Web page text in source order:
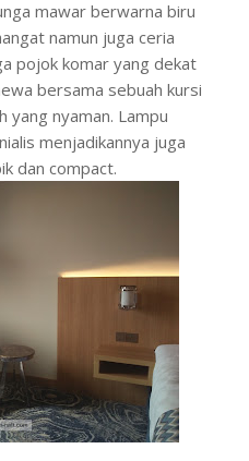
mawar berwarna biru
namun juga ceria
pojok komar yang dekat
bersama sebuah kursi
yang nyaman. Lampu
menjadikannya juga
dan compact.